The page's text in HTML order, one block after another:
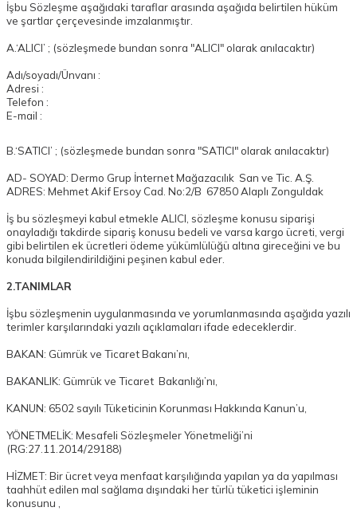
İşbu Sözleşme aşağıdaki taraflar arasında aşağıda belirtilen hüküm
ve şartlar çerçevesinde imzalanmıştır.
A.‘ALICI’ ; (sözleşmede bundan sonra "ALICI" olarak anılacaktır)
Adı/soyadı/Ünvanı :
Adresi :
Telefon :
E-mail :
B.‘SATICI’ ; (sözleşmede bundan sonra "SATICI" olarak anılacaktır)
AD- SOYAD: Dermo Grup İnternet Mağazacılık San ve Tic. A.Ş.
ADRES: Mehmet Akif Ersoy Cad. No:2/B 67850 Alaplı Zonguldak
İş bu sözleşmeyi kabul etmekle ALICI, sözleşme konusu siparişi
onayladığı takdirde sipariş konusu bedeli ve varsa kargo ücreti, vergi
gibi belirtilen ek ücretleri ödeme yükümlülüğü altına gireceğini ve bu
konuda bilgilendirildiğini peşinen kabul eder.
2.TANIMLAR
İşbu sözleşmenin uygulanmasında ve yorumlanmasında aşağıda yazılı
terimler karşılarındaki yazılı açıklamaları ifade edeceklerdir.
BAKAN: Gümrük ve Ticaret Bakanı’nı,
BAKANLIK: Gümrük ve Ticaret Bakanlığı’nı,
KANUN: 6502 sayılı Tüketicinin Korunması Hakkında Kanun’u,
YÖNETMELİK: Mesafeli Sözleşmeler Yönetmeliği’ni
(RG:27.11.2014/29188)
HİZMET: Bir ücret veya menfaat karşılığında yapılan ya da yapılması
taahhüt edilen mal sağlama dışındaki her türlü tüketici işleminin
konusunu ,